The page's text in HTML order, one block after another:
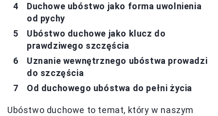
Duchowe ubóstwo jako forma uwolnienia
od pychy
Ubóstwo duchowe jako klucz do
prawdziwego szczęścia
Uznanie wewnętrznego ubóstwa prowadzi
do szczęścia
Od duchowego ubóstwa do pełni życia
Ubóstwo duchowe to temat, który w naszym